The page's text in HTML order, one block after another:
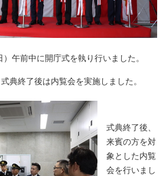
午前中に開庁式を執り行いました。
典終了後は内覧会を実施しました。
式典終了後、
来賓の方を対
象とした内覧
会を行いまし